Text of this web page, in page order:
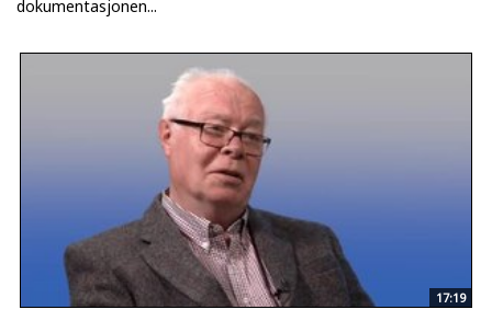
dokumentasjonen...
17:19